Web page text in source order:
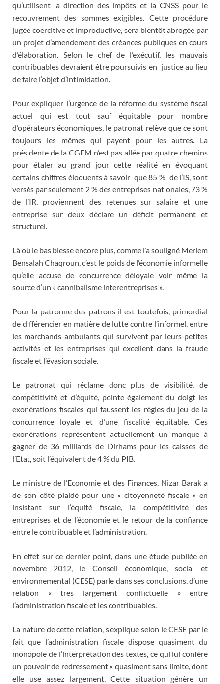
qu’utilisent la direction des impôts et la CNSS pour le
recouvrement des sommes exigibles. Cette procédure
jugée coercitive et improductive, sera bientôt abrogée par
un projet d’amendement des créances publiques en cours
d’élaboration. Selon le chef de l’exécutif, les mauvais
contribuables devraient être poursuivis en justice au lieu
de faire l’objet d’intimidation.
Pour expliquer l’urgence de la réforme du système fiscal
actuel qui est tout sauf équitable pour nombre
d’opérateurs économiques, le patronat relève que ce sont
toujours les mêmes qui payent pour les autres. La
présidente de la CGEM n’est pas allée par quatre chemins
pour étaler au grand jour cette réalité en évoquant
certains chiffres éloquents à savoir que 85 % de l’IS, sont
versés par seulement 2 % des entreprises nationales, 73 %
de l’IR, proviennent des retenues sur salaire et une
entreprise sur deux déclare un déficit permanent et
structurel.
Là où le bas blesse encore plus, comme l’a souligné Meriem
Bensalah Chaqroun, c’est le poids de l’économie informelle
qu’elle accuse de concurrence déloyale voir même la
source d’un « cannibalisme interentreprises ».
Pour la patronne des patrons il est toutefois, primordial
de différencier en matière de lutte contre l’informel, entre
les marchands ambulants qui survivent par leurs petites
activités et les entreprises qui excellent dans la fraude
fiscale et l’évasion sociale.
Le patronat qui réclame donc plus de visibilité, de
compétitivité et d’équité, pointe également du doigt les
exonérations fiscales qui faussent les règles du jeu de la
concurrence loyale et d’une fiscalité équitable. Ces
exonérations représentent actuellement un manque à
gagner de 36 milliards de Dirhams pour les caisses de
l’Etat, soit l’équivalent de 4 % du PIB.
Le ministre de l’Economie et des Finances, Nizar Barak a
de son côté plaidé pour une « citoyenneté fiscale » en
insistant sur l’équité fiscale, la compétitivité des
entreprises et de l’économie et le retour de la confiance
entre le contribuable et l’administration.
En effet sur ce dernier point, dans une étude publiée en
novembre 2012, le Conseil économique, social et
environnemental (CESE) parle dans ses conclusions, d’une
relation « très largement conflictuelle » entre
l’administration fiscale et les contribuables.
La nature de cette relation, s’explique selon le CESE par le
fait que l’administration fiscale dispose quasiment du
monopole de l’interprétation des textes, ce qui lui confère
un pouvoir de redressement « quasiment sans limite, dont
elle use assez largement. Cette situation génère un